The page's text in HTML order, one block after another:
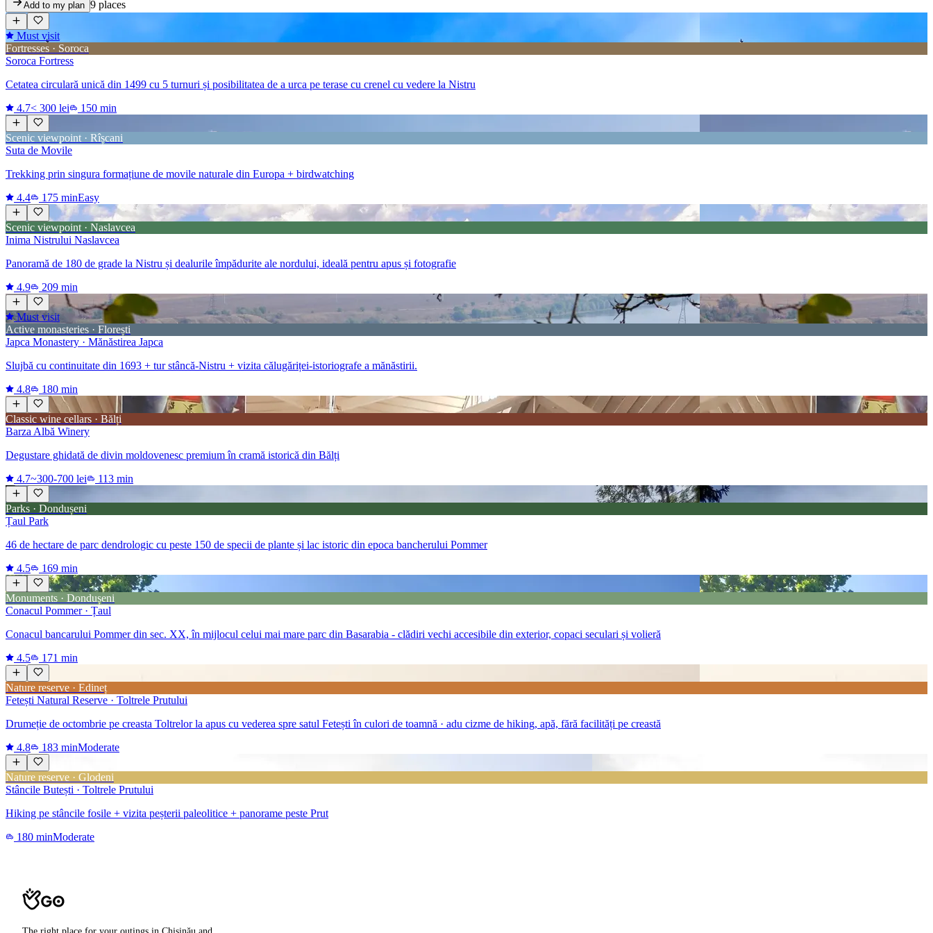
Add to my plan 9 places
Must visit
Fortresses · Soroca
Soroca Fortress
Cetatea circulară unică din 1499 cu 5 turnuri și posibilitatea de a urca pe terase cu crenel cu vedere la Nistru
4.7< 300 lei 150 min
Scenic viewpoint · Rîșcani
Suta de Movile
Trekking prin singura formațiune de movile naturale din Europa + birdwatching
4.4
175 minEasy
Scenic viewpoint · Naslavcea
Inima Nistrului Naslavcea
Panoramă de 180 de grade la Nistru și dealurile împădurite ale nordului, ideală pentru apus și fotografie
4.9
209 min
Must visit
Active monasteries · Florești
Japca Monastery · Mănăstirea Japca
Slujbă cu continuitate din 1693 + tur stâncă-Nistru + vizita călugăriței-istoriografe a mănăstirii.
4.8
180 min
Classic wine cellars · Bălți
Barza Albă Winery
Degustare ghidată de divin moldovenesc premium în cramă istorică din Bălți
4.7~300-700 lei 113 min
Parks · Dondușeni
Țaul Park
46 de hectare de parc dendrologic cu peste 150 de specii de plante și lac istoric din epoca bancherului Pommer
4.5
169 min
Monuments · Dondușeni
Conacul Pommer · Țaul
Conacul bancarului Pommer din sec. XX, în mijlocul celui mai mare parc din Basarabia ⁠- clădiri vechi accesibile din exterior, copaci seculari și volieră
4.5
171 min
Nature reserve · Edineț
Fetești Natural Reserve · Toltrele Prutului
Drumeție de octombrie pe creasta Toltrelor la apus cu vederea spre satul Fetești în culori de toamnă · adu cizme de hiking, apă, fără facilități pe creastă
4.8
183 minModerate
Nature reserve · Glodeni
Stâncile Butești · Toltrele Prutului
Hiking pe stâncile fosile + vizita peșterii paleolitice + panorame peste Prut
180 minModerate